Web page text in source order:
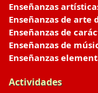
Enseñanzas
Enseñanzas de arte
Enseñanzas de
Enseñanzas de
Enseñanzas
Actividades